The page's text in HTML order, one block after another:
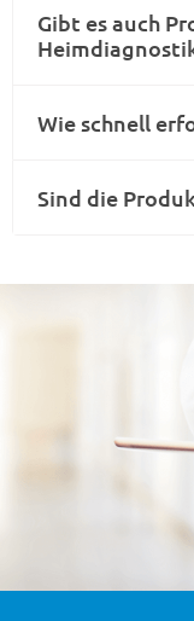
Gibt es auch
Wie schnell
Sind die